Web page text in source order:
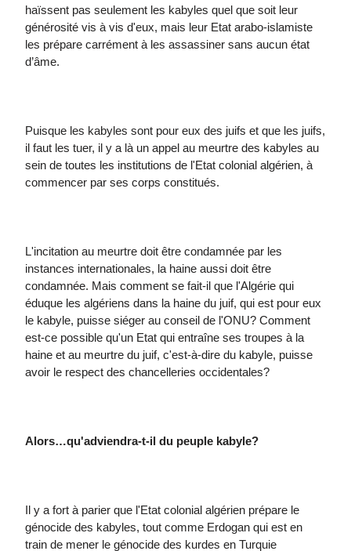
haïssent pas seulement les kabyles quel que soit leur
générosité vis à vis d'eux, mais leur Etat arabo-islamiste
les prépare carrément à les assassiner sans aucun état
d’âme.
Puisque les kabyles sont pour eux des juifs et que les juifs,
il faut les tuer, il y a là un appel au meurtre des kabyles au
sein de toutes les institutions de l'Etat colonial algérien, à
commencer par ses corps constitués.
L'incitation au meurtre doit être condamnée par les
instances internationales, la haine aussi doit être
condamnée. Mais comment se fait-il que l'Algérie qui
éduque les algériens dans la haine du juif, qui est pour eux
le kabyle, puisse siéger au conseil de l'ONU? Comment
est-ce possible qu'un Etat qui entraîne ses troupes à la
haine et au meurtre du juif, c'est-à-dire du kabyle, puisse
avoir le respect des chancelleries occidentales?
Alors…qu'adviendra-t-il du peuple kabyle?
Il y a fort à parier que l'Etat colonial algérien prépare le
génocide des kabyles, tout comme Erdogan qui est en
train de mener le génocide des kurdes en Turquie